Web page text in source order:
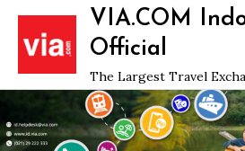
Skip
content
VIA.COM
Official
The Largest Travel